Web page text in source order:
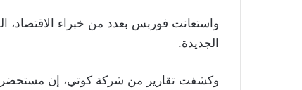
واستعانت فوربس بعدد من خبراء الاقتصاد،
الجديدة.